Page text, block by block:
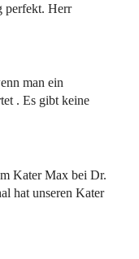
perfekt. Herr
man ein
. Es gibt keine
Kater Max bei Dr.
hat unseren Kater